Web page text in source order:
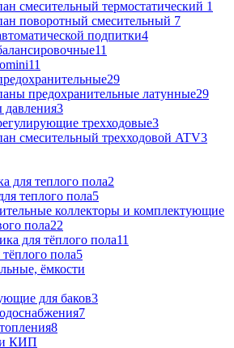
cмесительный термостатический 1
поворотный cмесительный 7
подпитки4
11
11
29
предохранительные латунные29
давления3
трехходовые3
смесительный трехходовой ATV3
для теплого пола2
теплого пола5
коллекторы и комплектующие
пола22
для тёплого пола11
пола5
ёмкости
для баков3
7
8
и КИП